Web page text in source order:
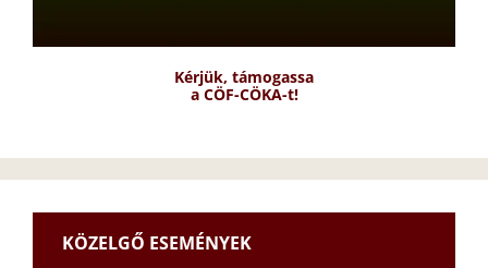
Kérjük, támogassa
a CÖF-CÖKA-t!
KÖZELGŐ ESEMÉNYEK